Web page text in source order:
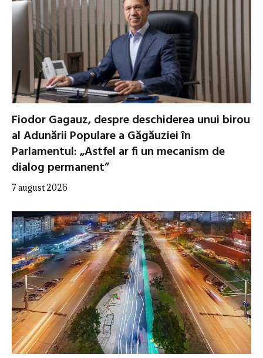
Fiodor Gagauz, despre deschiderea unui birou
al Adunării Populare a Găgăuziei în
Parlamentul: „Astfel ar fi un mecanism de
dialog permanent”
7 august 2026